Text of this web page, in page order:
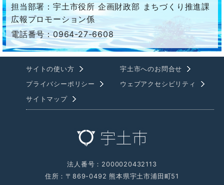
担当部署：宇土市役所 企画財政部 まちづくり推進課
広報プロモーション係
電話番号：0964-27-6608
サイトの使い方
宇土市へのお問合せ
プライバシーポリシー
ウェブアクセシビリティ
サイトマップ
法人番号：2000020432113
住所：〒869-0492 熊本県宇土市浦田町51